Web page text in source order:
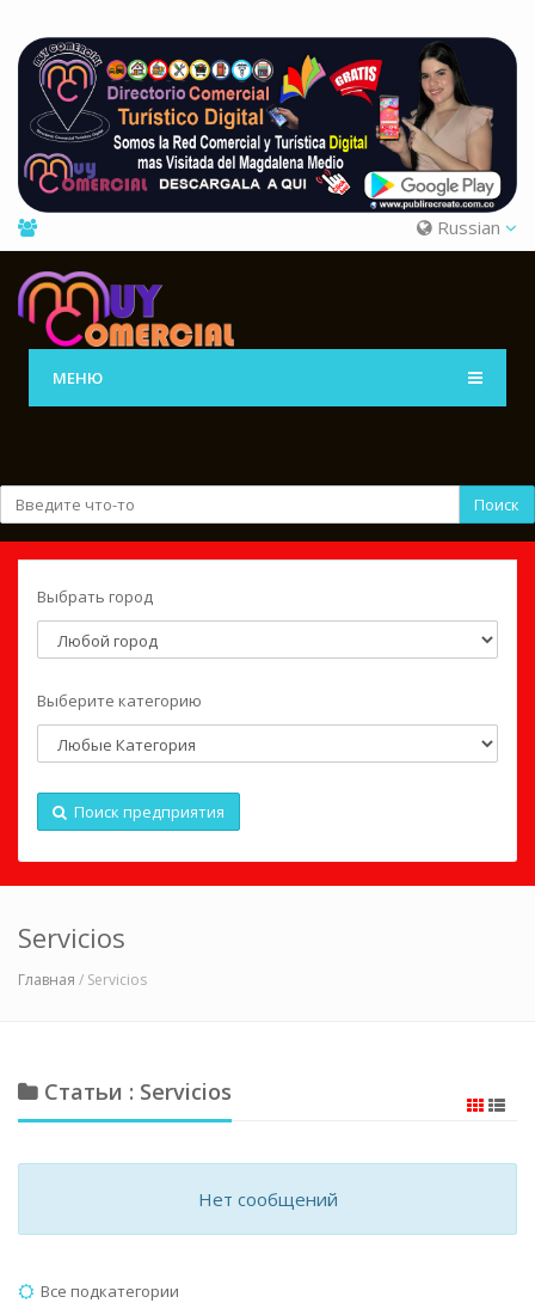
Russian
МЕНЮ
Поиск
Выбрать город
Выберите категорию
Поиск предприятия
Servicios
Главная / Servicios
Статьи : Servicios
Нет сообщений
Все подкатегории